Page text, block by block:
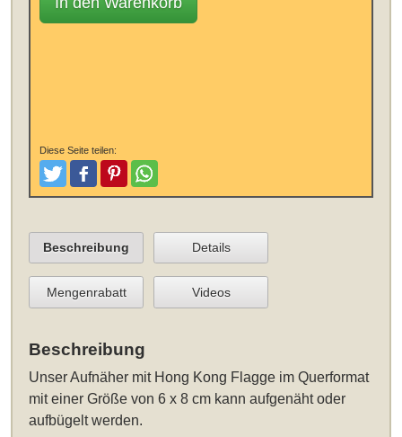
Diese Seite teilen:
TweetenPostenPinterestTeilen
Beschreibung Details
Mengenrabatt Videos
Beschreibung
UnserAufnäher mit Hong Kong Flagge im Querformat
mit einer Größe von 6 x 8 cm kann aufgenäht oder
aufbügelt werden.